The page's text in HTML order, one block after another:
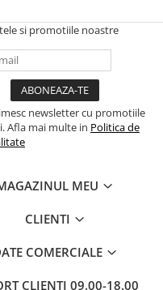
si promotiile noastre
newsletter cu promotiile
Afla mai multe in Politica de
MEU
CLIENTI
COMERCIALE
CLIENTI 09.00-18.00